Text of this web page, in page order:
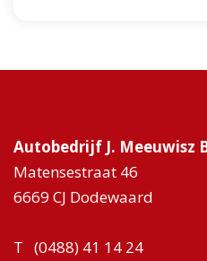
Autobedrijf J. Meeuwisz
Matensestraat 46
6669 CJ Dodewaard
T (0488) 41 14 24